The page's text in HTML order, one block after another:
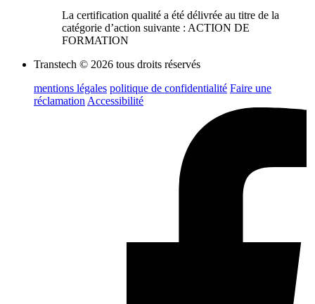
La certification qualité a été délivrée au titre de la
catégorie d’action suivante : ACTION DE
FORMATION
Transtech © 2026 tous droits réservés
mentions légales politique de confidentialité Faire une
réclamation Accessibilité